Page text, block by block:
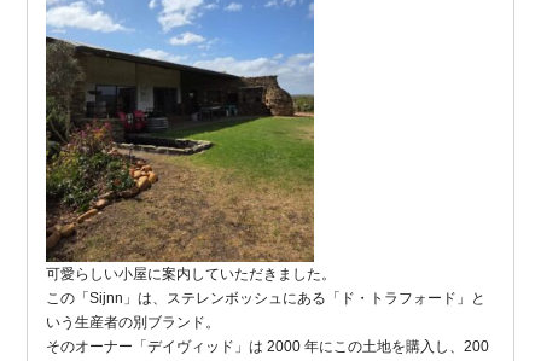
可愛らしい小屋に案内していただきました。
この「Sijnn」は、ステレンボッシュにある「ド・トラフォード」と
いう生産者の別ブランド。
そのオーナー「デイヴィッド」は 2000 年にこの土地を購入し、200